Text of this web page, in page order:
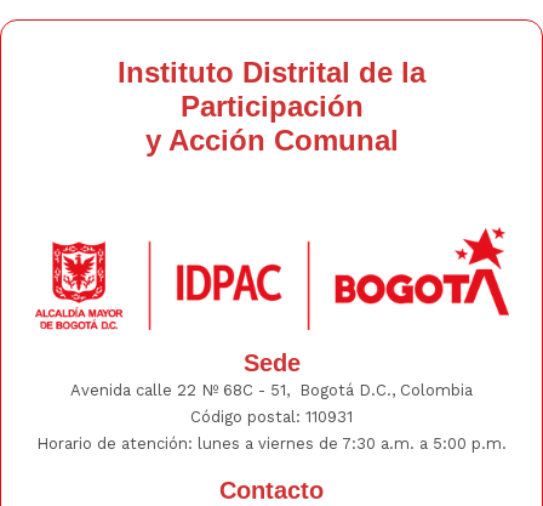
Instituto Distrital de la
Participación
y Acción Comunal
Sede
Avenida calle 22 Nº 68C - 51, Bogotá D.C., Colombia
Código postal: 110931
Horario de atención: lunes a viernes de 7:30 a.m. a 5:00 p.m.
Contacto